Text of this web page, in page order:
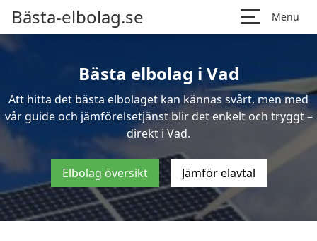
Bästa-elbolag.se Menu
Bästa elbolag i Vad
Att hitta det bästa elbolaget kan kännas svårt, men med
vår guide och jämförelsetjänst blir det enkelt och tryggt –
direkt i Vad.
Elbolag översikt Jämför elavtal